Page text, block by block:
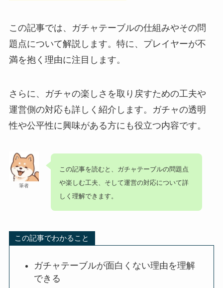
この記事では、ガチャテーブルの仕組みやその問
題点について解説します。特に、プレイヤーが不
満を抱く理由に注目します。
さらに、ガチャの楽しさを取り戻すための工夫や
運営側の対応も詳しく紹介します。ガチャの透明
性や公平性に興味がある方にも役立つ内容です。
筆者
この記事を読むと、ガチャテーブルの問題点
や楽しむ工夫、そして運営の対応について詳
しく理解できます。
この記事でわかること
ガチャテーブルが面白くない理由を理解
できる